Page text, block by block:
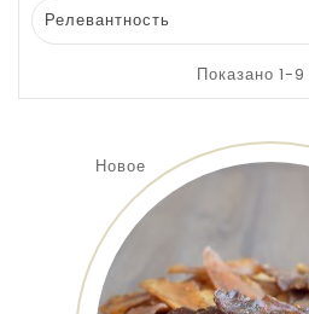
Релевантность
Показано 1-9
Новое